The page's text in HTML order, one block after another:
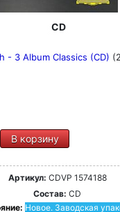
CD
- 3 Album Classics (CD)
В корзину
Артикул: CDVP 1574188
Состав: CD
Новое. Заводская